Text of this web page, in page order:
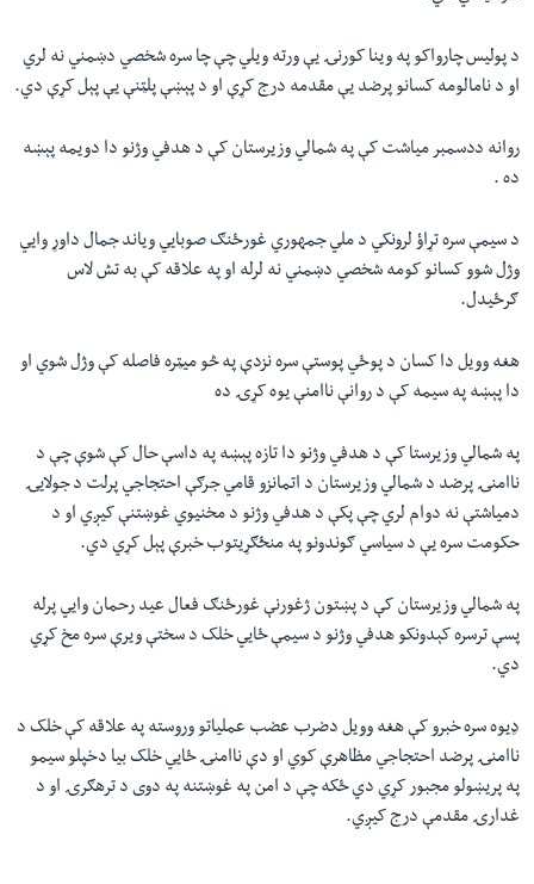
د پولیس چارواکو په وینا کورنۍ یې ورته ویلي چې چا سره شخصي دښمني نه لري
او د نامالومه کسانو پرضد یې مقدمه درج کړې او د پېښې پلټنې یې پېل کړې دي.
روانه ددسمبر میاشت کې په شمالي وزیرستان کې د هدفي وژنو دا دویمه پېښه
ده .
د سیمې سره تړاؤ لرونکي د ملي جمهوري غورځنګ صوبایي ویاند جمال داوړ وایي
وژل شوو کسانو کومه شخصي دښمني نه لرله او په علاقه کې به تش لاس
ګرځیدل.
هغه وویل دا کسان د پوځي پوستې سره نزدې په څو میټره فاصله کې وژل شوي او
دا پېښه په سیمه کې د روانې ناامنې یوه کړۍ ده
په شمالي وزیرستا کې د هدفي وژنو دا تازه پېښه په داسې حال کې شوې چې د
ناامنۍ پرضد د شمالي وزیرستان د اتمانزو قامي جرګې احتجاجي پرلت د جولایۍ
دمیاشتې نه دوام لري چې پکې د هدفي وژنو د مخنيوي غوښتنې کیږي او د
حکومت سره یې د سیاسي ګوندونو په منځګړیتوب خبرې پېل کړي دي.
په شمالي وزیرستان کې د پښتون ژغورنې غورځنګ فعال عید رحمان وایي پرله
پسې ترسره کېدونکو هدفي وژنو د سیمې ځایي خلک د سختې ویرې سره مخ کړي
دي.
ډيوه سره خبرو کې هغه وویل دضرب عضب عملیاتو وروسته په علاقه کې خلک د
ناامنۍ پرضد احتجاجي مظاهرې کوي او دې ناامنۍ ځایي خلک بیا دخپلو سیمو
په پریښولو مجبور کړي دي ځکه چې د امن په غوښتنه په دوی د ترهګرۍ او د
غدارۍ مقدمې درج کیږي.